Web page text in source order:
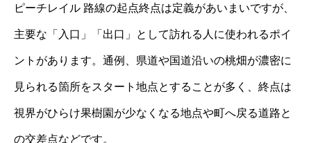
ピーチレイル 路線の起点終点は定義があいまいですが、
主要な「入口」「出口」として訪れる人に使われるポイ
ントがあります。通例、県道や国道沿いの桃畑が濃密に
見られる箇所をスタート地点とすることが多く、終点は
視界がひらけ果樹園が少なくなる地点や町へ戻る道路と
の交差点などです。